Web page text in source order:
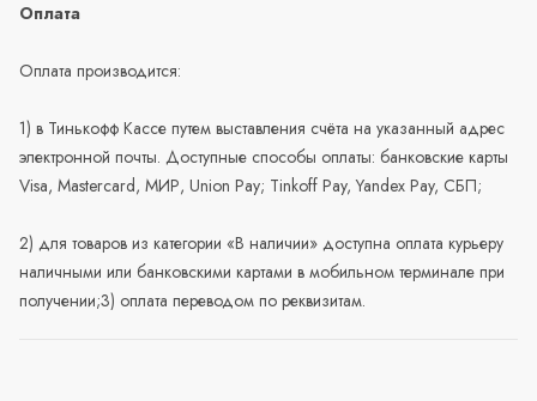
Оплата
Оплата производится:
1) в Тинькофф Кассе путем выставления счёта на указанный адрес
электронной почты. Доступные способы оплаты: банковские карты
Visa, Mastercard, МИР, Union Pay; Tinkoff Pay, Yandex Pay, СБП;
2) для товаров из категории «В наличии» доступна оплата курьеру
наличными или банковскими картами в мобильном терминале при
получении;3) оплата переводом по реквизитам.